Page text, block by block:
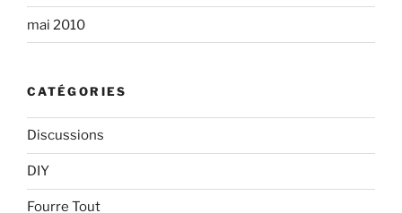
mai 2010
CATÉGORIES
Discussions
DIY
Fourre Tout